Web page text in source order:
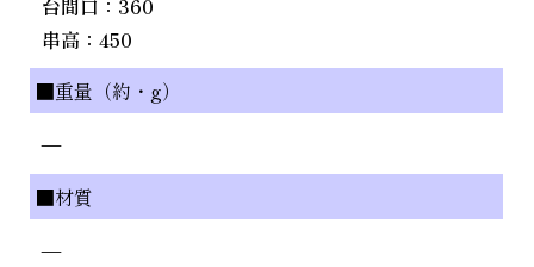
串高：450
■重量（約・g）
—
■材質
—